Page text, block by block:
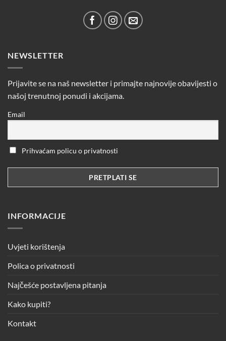
NEWSLETTER
Prijavite se na naš newsletter i primajte najnovije obavijesti o
našoj trenutnoj ponudi i akcijama.
Email
Prihvaćam policu o privatnosti
INFORMACIJE
Uvjeti korištenja
Polica o privatnosti
Najčešće postavljena pitanja
Kako kupiti?
Kontakt